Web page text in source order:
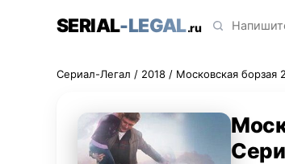
SERIAL-LEGAL.ru
Сериал-Легал / 2018 / Московская борзая